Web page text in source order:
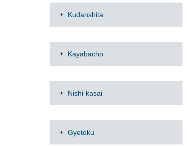
Kudanshita
Kayabacho
Nishi-kasai
Gyotoku